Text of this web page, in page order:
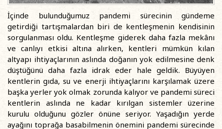
İçinde bulunduğumuz pandemi sürecinin gündeme
getirdiği tartışmalardan biri de kentleşmenin kendisinin
sorgulanması oldu. Kentleşme giderek daha fazla mekânı
ve canlıyı etkisi altına alırken, kentleri mümkün kılan
altyapı ihtiyaçlarının aslında doğanın yok edilmesine denk
düştüğünü daha fazla idrak eder hale geldik. Büyüyen
kentlerin gıda, su ve enerji ihtiyaçlarını karşılamak üzere
başka yerler yok olmak zorunda kalıyor ve pandemi süreci
kentlerin aslında ne kadar kırılgan sistemler üzerine
kurulu olduğunu gözler önüne seriyor. Yaşadığın yerde
ayağını toprağa basabilmenin önemini pandemi sürecinde